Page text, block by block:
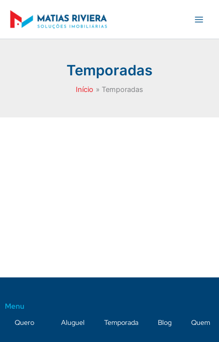
conteúdo
Temporadas
Início Temporadas
Menu
Quero Aluguel Temporada Blog Quem